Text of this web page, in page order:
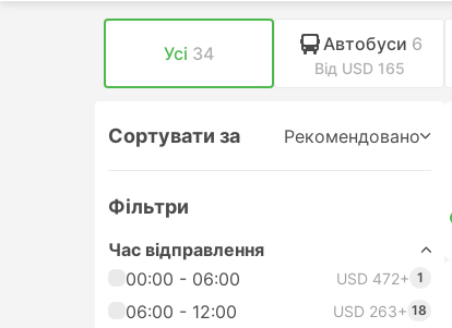
Усі 34 Автобуси 6
Від USD 165
Сортувати за Рекомендовано
Фільтри
Час відправлення
00:00 - 06:00
USD 472+ 1
06:00 - 12:00 USD 263+ 18